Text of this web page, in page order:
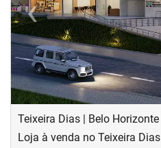
‹Previous
Teixeira Dias | Belo Horizonte
Loja à venda no Teixeira Dias